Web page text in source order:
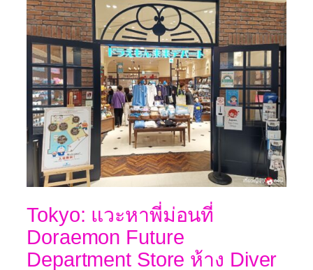
Tokyo: แวะหาพี่ม่อนที่
Doraemon Future
Department Store ห้าง Diver